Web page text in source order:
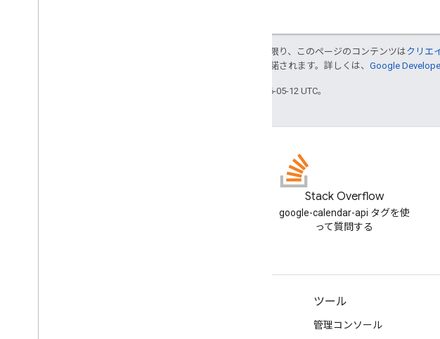
特に記載のない限り、このページのコンテンツはクリエ
により使用許諾されます。詳しくは、 Google
最終更新日 2026-05-12 UTC。
Stack Overflow
google-calendar-api タグを使
って質問する
ツール
管理コンソール